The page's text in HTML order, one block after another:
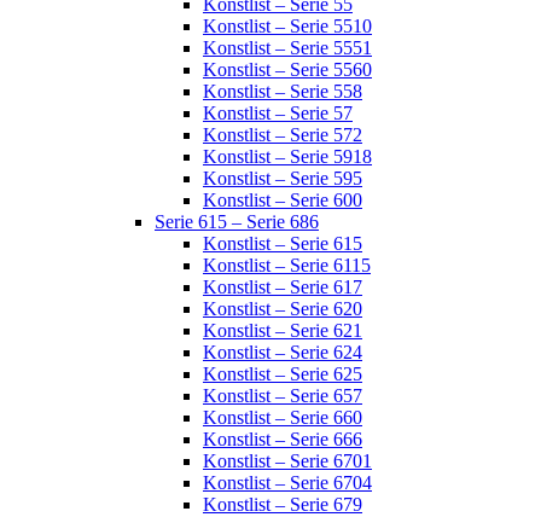
Konstlist – Serie 55
Konstlist – Serie 5510
Konstlist – Serie 5551
Konstlist – Serie 5560
Konstlist – Serie 558
Konstlist – Serie 57
Konstlist – Serie 572
Konstlist – Serie 5918
Konstlist – Serie 595
Konstlist – Serie 600
Serie 615 – Serie 686
Konstlist – Serie 615
Konstlist – Serie 6115
Konstlist – Serie 617
Konstlist – Serie 620
Konstlist – Serie 621
Konstlist – Serie 624
Konstlist – Serie 625
Konstlist – Serie 657
Konstlist – Serie 660
Konstlist – Serie 666
Konstlist – Serie 6701
Konstlist – Serie 6704
Konstlist – Serie 679